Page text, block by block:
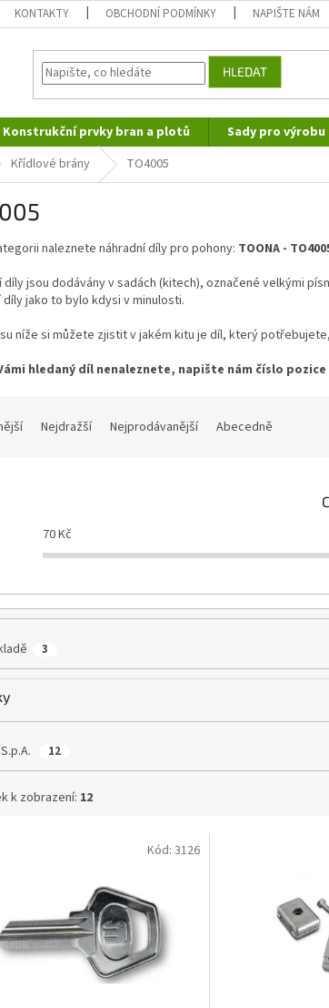
KONTAKTY OBCHODNÍ PODMÍNKY NAPIŠTE NÁM
HLEDAT
Konstrukční prvky bran a plotů Sady pro výrobu
Křídlové brány TO4005
naleznete náhradní díly pro pohony: TOONA -
díly jsou dodávány v sadách (kitech), označené velkými
díly jako to bylo kdysi v minulosti.
níže si můžete zjistit v jakém kitu je díl, který
hledaný díl nenaleznete, napište nám číslo pozice
Nejdražší Nejprodávanější Abecedně
70Kč
3
12
k zobrazení: 12
Kód: 3126